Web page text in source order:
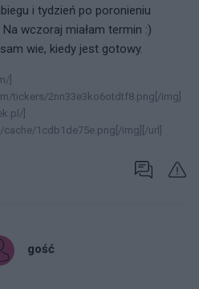
i tydzień po poronieniu
Na wczoraj miałam termin :)
wie, kiedy jest gotowy.
]
tickers/2nn33e3ko6otdtf8.png[/img]
]
1cdb1de75e.png[/img][/url]
gość